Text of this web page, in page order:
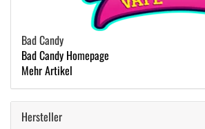
Bad Candy
Bad Candy Homepage
Mehr Artikel
Hersteller